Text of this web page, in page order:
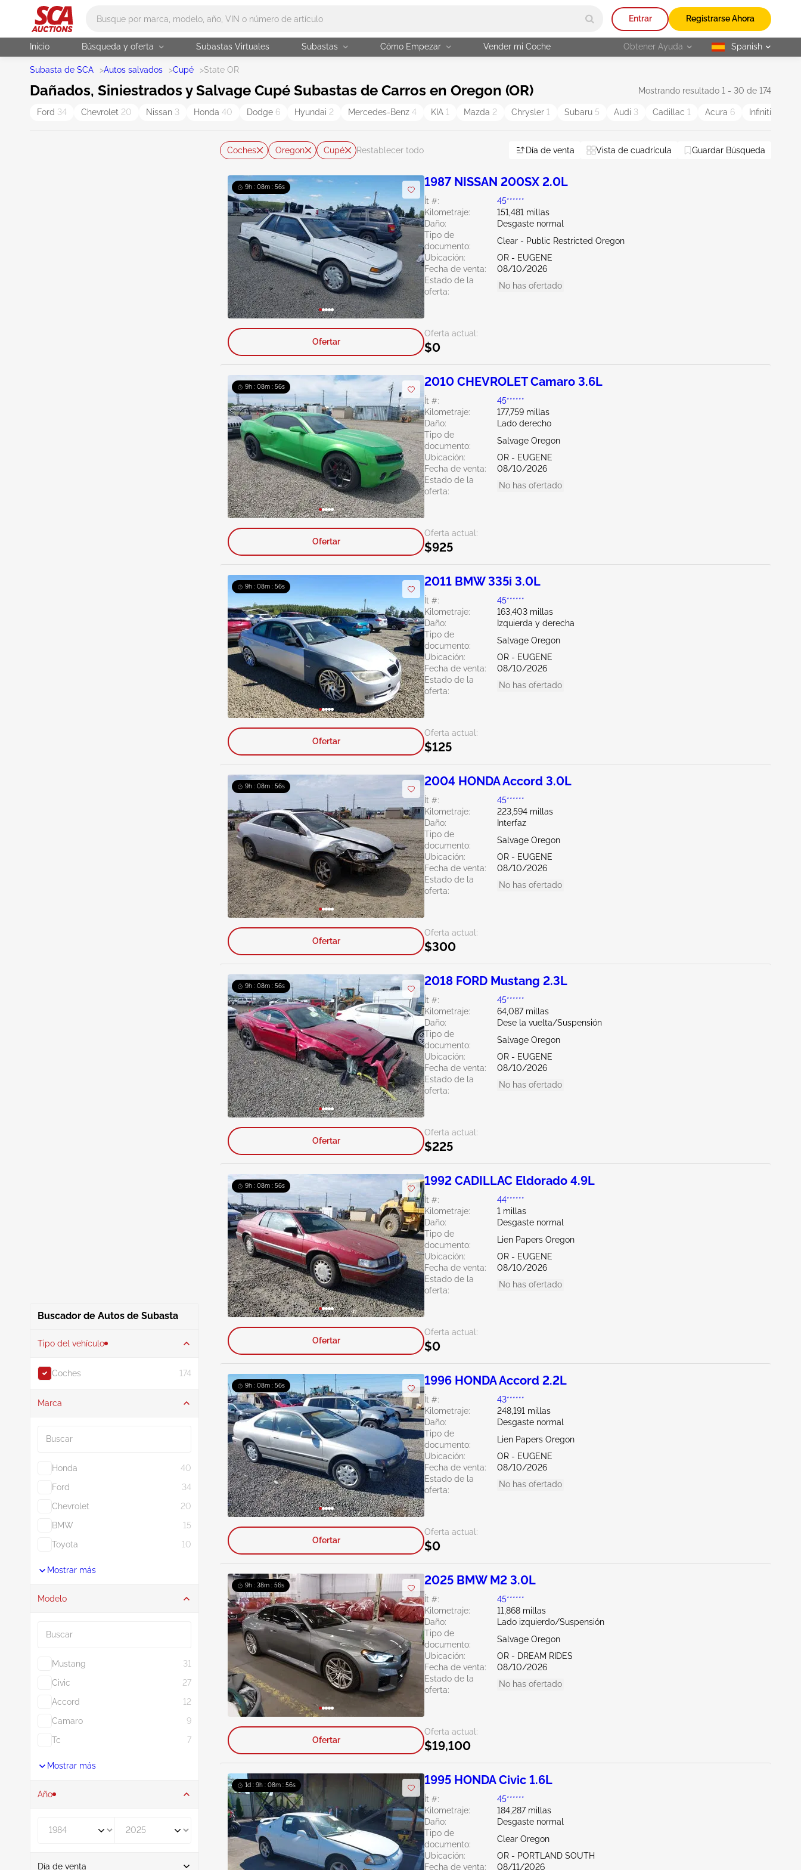
Entrar Registrarse Ahora
Inicio Búsqueda y oferta Subastas Virtuales Subastas Cómo Empezar Vender mi Coche Obtener Ayuda selected
Spanish
Subasta de SCA >Autos salvados >Cupé >State OR
Dañados, Siniestrados y Salvage Cupé Subastas de Carros en Oregon (OR) Mostrando resultado 1 - 30 de 174
Ford 34 Chevrolet 20 Nissan 3 Honda 40 Dodge 6 Hyundai 2 Mercedes-Benz 4 KIA 1 Mazda 2 Chrysler 1 Subaru 5 Audi 3 Cadillac 1 Acura 6 Infiniti
Buscador de Autos de Subasta
Tipo del vehículo
Coches 174
Marca
Honda
40
Ford
34
Chevrolet
20
BMW
15
Toyota
10
Mostrar más
Modelo
Mustang
31
Civic
27
Accord
12
Camaro
9
Tc
7
Mostrar más
Año
Día de venta
Coches Oregon Cupé Restablecer todo Día de venta Vista de cuadrícula Guardar Búsqueda
9h : 08m : 56s 1987 NISSAN 200SX 2.0L
Ít #:
45******
Kilometraje:
151,481 millas
Daño:
Desgaste normal
Tipo de
documento:
Clear - Public Restricted Oregon
Ubicación:
OR - EUGENE
Fecha de venta:
08/10/2026
Estado de la
oferta:
No has ofertado
Oferta actual:
$0
Ofertar
9h : 08m : 56s 2010 CHEVROLET Camaro 3.6L
Ít #:
45******
Kilometraje:
177,759 millas
Daño:
Lado derecho
Tipo de
documento:
Salvage Oregon
Ubicación:
OR - EUGENE
Fecha de venta:
08/10/2026
Estado de la
oferta:
No has ofertado
Oferta actual:
$925
Ofertar
9h : 08m : 56s 2011 BMW 335i 3.0L
Ít #:
45******
Kilometraje:
163,403 millas
Daño:
Izquierda y derecha
Tipo de
documento:
Salvage Oregon
Ubicación:
OR - EUGENE
Fecha de venta:
08/10/2026
Estado de la
oferta:
No has ofertado
Oferta actual:
$125
Ofertar
9h : 08m : 56s 2004 HONDA Accord 3.0L
Ít #:
45******
Kilometraje:
223,594 millas
Daño:
Interfaz
Tipo de
documento:
Salvage Oregon
Ubicación:
OR - EUGENE
Fecha de venta:
08/10/2026
Estado de la
oferta:
No has ofertado
Oferta actual:
$300
Ofertar
9h : 08m : 56s 2018 FORD Mustang 2.3L
Ít #:
45******
Kilometraje:
64,087 millas
Daño:
Dese la vuelta/Suspensión
Tipo de
documento:
Salvage Oregon
Ubicación:
OR - EUGENE
Fecha de venta:
08/10/2026
Estado de la
oferta:
No has ofertado
Oferta actual:
$225
Ofertar
9h : 08m : 56s 1992 CADILLAC Eldorado 4.9L
Ít #:
44******
Kilometraje:
1 millas
Daño:
Desgaste normal
Tipo de
documento:
Lien Papers Oregon
Ubicación:
OR - EUGENE
Fecha de venta:
08/10/2026
Estado de la
oferta:
No has ofertado
Oferta actual:
$0
Ofertar
9h : 08m : 56s 1996 HONDA Accord 2.2L
Ít #:
43******
Kilometraje:
248,191 millas
Daño:
Desgaste normal
Tipo de
documento:
Lien Papers Oregon
Ubicación:
OR - EUGENE
Fecha de venta:
08/10/2026
Estado de la
oferta:
No has ofertado
Oferta actual:
$0
Ofertar
9h : 38m : 56s 2025 BMW M2 3.0L
Ít #:
45******
Kilometraje:
11,868 millas
Daño:
Lado izquierdo/Suspensión
Tipo de
documento:
Salvage Oregon
Ubicación:
OR - DREAM RIDES
Fecha de venta:
08/10/2026
Estado de la
oferta:
No has ofertado
Oferta actual:
$19,100
Ofertar
1d : 9h : 08m : 56s 1995 HONDA Civic 1.6L
Ít #:
45******
Kilometraje:
184,287 millas
Daño:
Desgaste normal
Tipo de
documento:
Clear Oregon
Ubicación:
OR - PORTLAND SOUTH
Fecha de venta:
08/11/2026